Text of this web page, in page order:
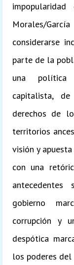
Morales/
considerarse
parte de la
una política
capitalista,
derechos de
territorios
visión y
con una
gobierno
corrupción y
despótica
los poderes